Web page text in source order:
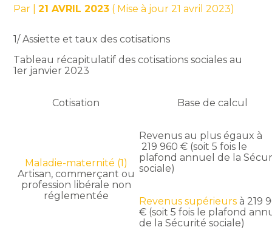
Par |21 AVRIL 2023 ( Mise à jour 21 avril 2023)
1/ Assiette et taux des cotisations
Tableau récapitulatif des cotisations sociales au
1er janvier 2023
Cotisation Base de calcul
Maladie-maternité (1)
Artisan, commerçant ou
profession libérale non
réglementée
Revenus au plus égaux à
219 960 € (soit 5 fois le
plafond annuel de la
sociale)
Revenus supérieurs à 219
€ (soit 5 fois le plafond
de la Sécurité sociale)